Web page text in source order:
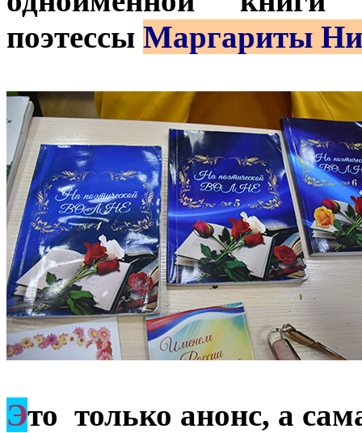
поэтессы Маргариты
Это только анонс, а